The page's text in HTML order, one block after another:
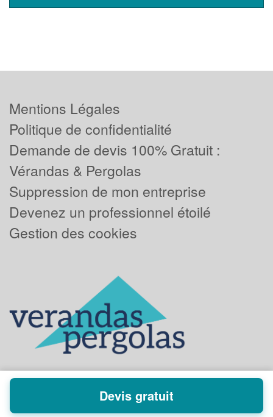
Mentions Légales
Politique de confidentialité
Demande de devis 100% Gratuit :
Vérandas & Pergolas
Suppression de mon entreprise
Devenez un professionnel étoilé
Gestion des cookies
Powered byPlus que pro
Devis gratuit